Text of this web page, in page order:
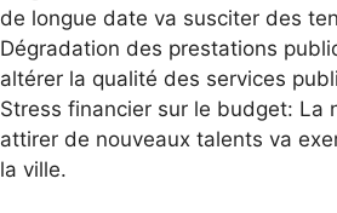
de longue date va susciter des
Dégradation des prestations
altérer la qualité des services
Stress financier sur le budget: La
attirer de nouveaux talents va
la ville.